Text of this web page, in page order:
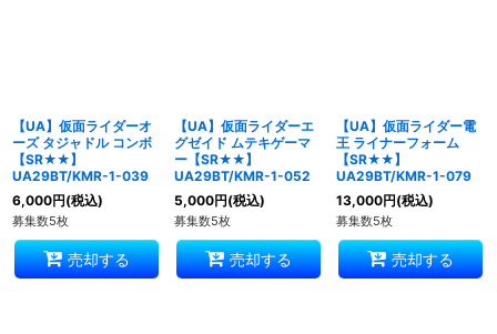
【UA】仮面ライダーオ
ーズ タジャドル コンボ
【SR★★】
UA29BT/KMR-1-039
6,000円(税込)
募集数5枚
売却する
【UA】仮面ライダーエ
グゼイド ムテキゲーマ
ー【SR★★】
UA29BT/KMR-1-052
5,000円(税込)
募集数5枚
売却する
【UA】仮面ライダー電
王 ライナーフォーム
【SR★★】
UA29BT/KMR-1-079
13,000円(税込)
募集数5枚
売却する